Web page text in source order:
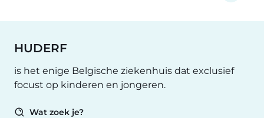
HUDERF
is het enige Belgische ziekenhuis dat exclusief
focust op kinderen en jongeren.
Wat zoek je?